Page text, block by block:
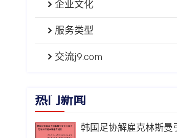
企业文化
服务类型
交流j9.com
热门新闻
韩国足协解雇克林斯曼